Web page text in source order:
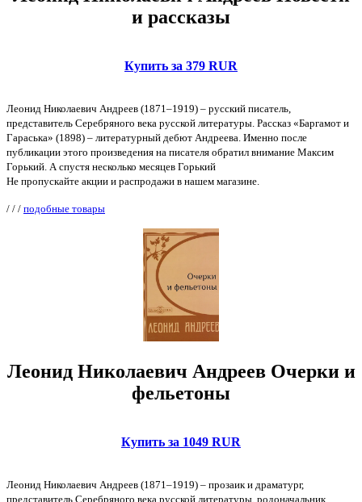
и рассказы
Купить за 379 RUR
Леонид Николаевич Андреев (1871–1919) – русский писатель,
представитель Серебряного века русской литературы. Рассказ «Баргамот и
Гараська» (1898) – литературный дебют Андреева. Именно после
публикации этого произведения на писателя обратил внимание Максим
Горький. А спустя несколько месяцев Горький
Не пропускайте акции и распродажи в нашем магазине.
/ / / подобные товары
Леонид Николаевич Андреев Очерки и
фельетоны
Купить за 1049 RUR
Леонид Николаевич Андреев (1871–1919) – прозаик и драматург,
представитель Серебряного века русской литературы, родоначальник